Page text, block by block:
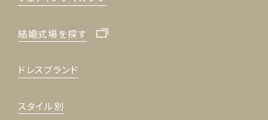
結婚式場を探す
ドレスブランド
スタイル別